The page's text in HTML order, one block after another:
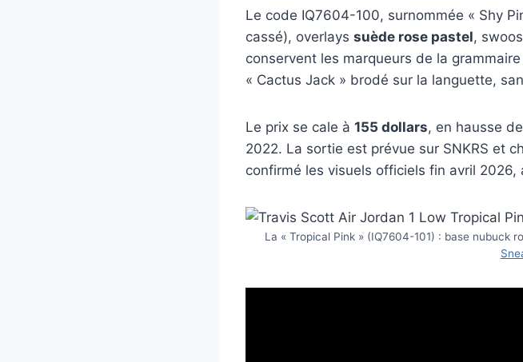
Le code IQ7604-100, surnommée « Shy
cassé), overlays suède rose pastel,
conservent les marqueurs de la
« Cactus Jack » brodé sur la languette,
Le prix se cale à 155 dollars, en hausse
2022. La sortie est prévue sur SNKRS et
confirmé les visuels officiels fin avril 2026,
La « Tropical Pink » (IQ7604-101) : base nubuck